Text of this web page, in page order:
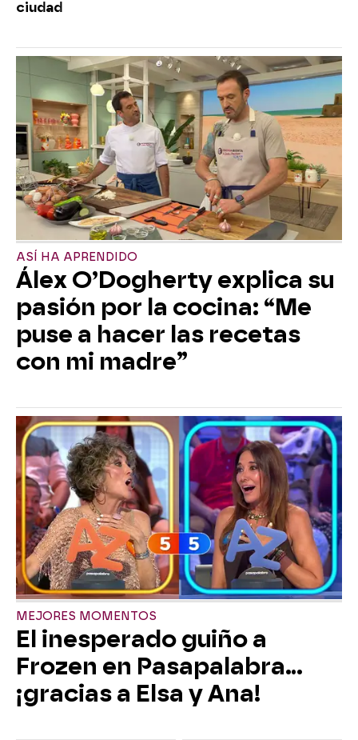
ciudad
ASÍ HA APRENDIDO
Álex O’Dogherty explica su
pasión por la cocina: “Me
puse a hacer las recetas
con mi madre”
MEJORES MOMENTOS
El inesperado guiño a
Frozen en Pasapalabra…
¡gracias a Elsa y Ana!